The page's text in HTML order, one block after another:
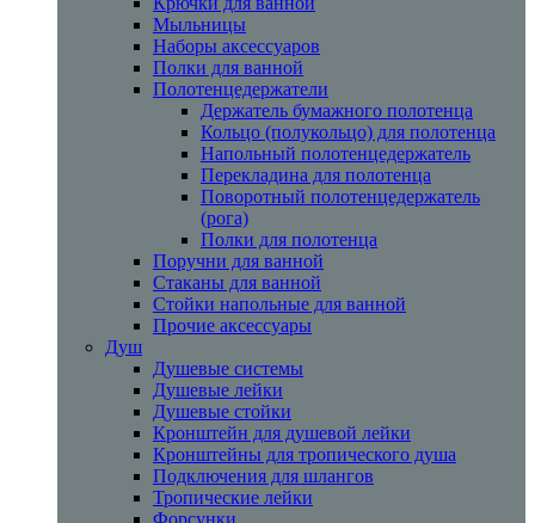
Мыльницы
Наборы аксессуаров
Полки для ванной
Полотенцедержатели
Держатель бумажного полотенца
Кольцо (полукольцо) для полотенца
Напольный полотенцедержатель
Перекладина для полотенца
Поворотный полотенцедержатель
(рога)
Полки для полотенца
Поручни для ванной
Стаканы для ванной
Стойки напольные для ванной
Прочие аксессуары
Душ
Душевые системы
Душевые лейки
Душевые стойки
Кронштейн для душевой лейки
Кронштейны для тропического душа
Подключения для шлангов
Тропические лейки
Форсунки